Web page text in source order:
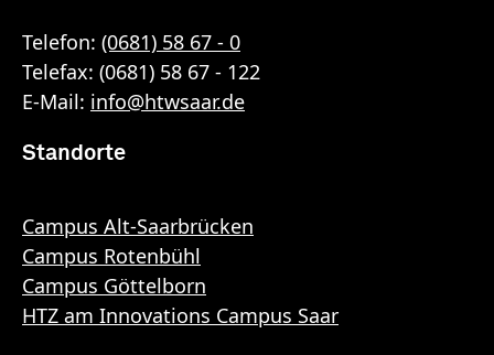
Telefon: (0681) 58 67 - 0
Telefax: (0681) 58 67 - 122
E-Mail: info@htwsaar.de
Standorte
Campus Alt-Saarbrücken
Campus Rotenbühl
Campus Göttelborn
HTZ am Innovations Campus Saar